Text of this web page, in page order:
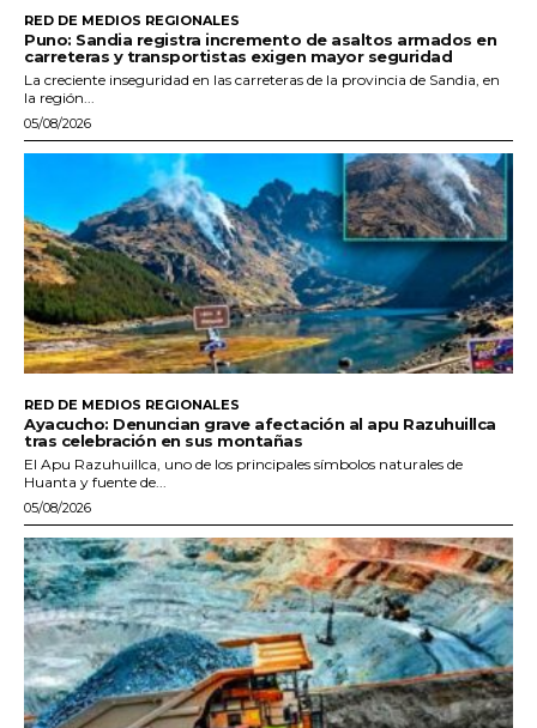
RED DE MEDIOS REGIONALES
Puno: Sandia registra incremento de asaltos armados en
carreteras y transportistas exigen mayor seguridad
La creciente inseguridad en las carreteras de la provincia de Sandia, en
la región...
05/08/2026
RED DE MEDIOS REGIONALES
Ayacucho: Denuncian grave afectación al apu Razuhuillca
tras celebración en sus montañas
El Apu Razuhuillca, uno de los principales símbolos naturales de
Huanta y fuente de...
05/08/2026